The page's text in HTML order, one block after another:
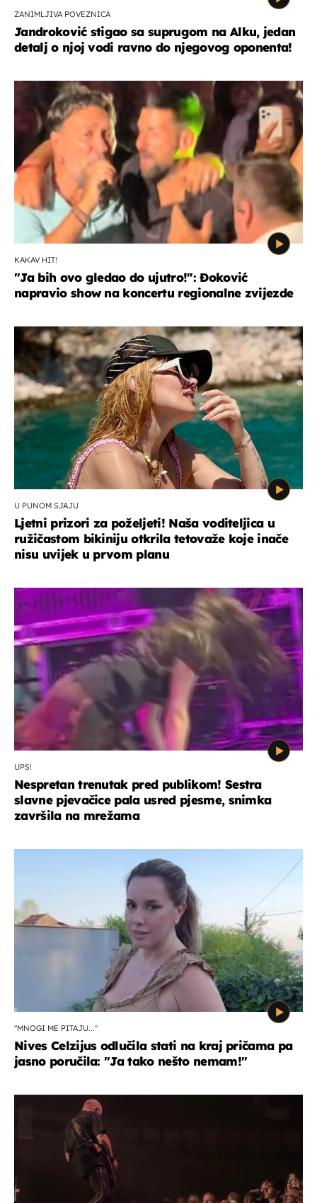
ZANIMLJIVA POVEZNICA
Jandroković stigao sa suprugom na Alku, jedan
detalj o njoj vodi ravno do njegovog oponenta!
KAKAV HIT!
"Ja bih ovo gledao do ujutro!": Đoković
napravio show na koncertu regionalne zvijezde
U PUNOM SJAJU
Ljetni prizori za poželjeti! Naša voditeljica u
ružičastom bikiniju otkrila tetovaže koje inače
nisu uvijek u prvom planu
UPS!
Nespretan trenutak pred publikom! Sestra
slavne pjevačice pala usred pjesme, snimka
završila na mrežama
"MNOGI ME PITAJU..."
Nives Celzijus odlučila stati na kraj pričama pa
jasno poručila: "Ja tako nešto nemam!"